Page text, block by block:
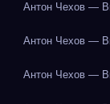
Антон Чехов —
Антон Чехов —
Антон Чехов —